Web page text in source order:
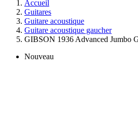
Accueil
Guitares
Guitare acoustique
Guitare acoustique gaucher
GIBSON 1936 Advanced Jumbo
Nouveau